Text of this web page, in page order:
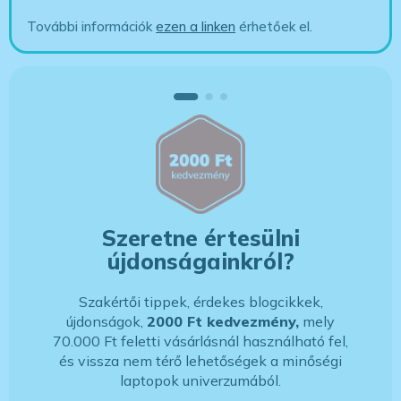
További információkezen a linken érhetőek el.
Szeretne értesülni
újdonságainkról?
Szakértői tippek, érdekes blogcikkek,
újdonságok, 2000 Ft kedvezmény, mely
70.000 Ft feletti vásárlásnál használható fel,
és vissza nem térő lehetőségek a minőségi
laptopok univerzumából.